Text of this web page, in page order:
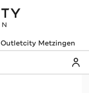
Outletcity Metzingen